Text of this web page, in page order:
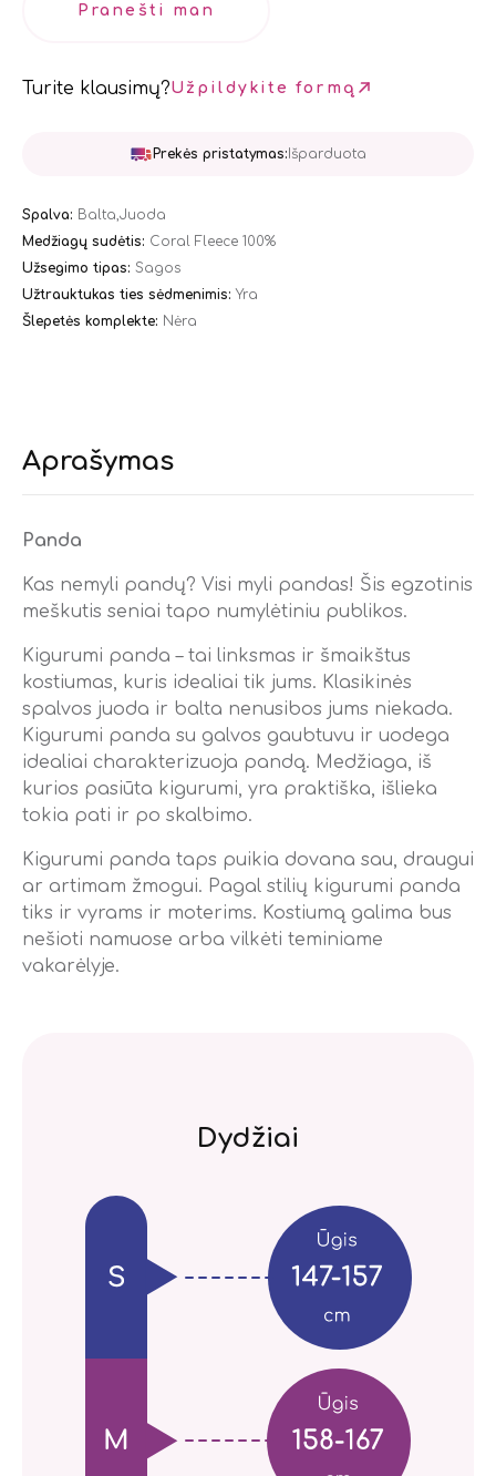
Pranešti man
Turite klausimų?Užpildykite formą
Prekės pristatymas: Išparduota
Spalva: Balta,Juoda
Medžiagų sudėtis: Coral Fleece 100%
Užsegimo tipas: Sagos
Užtrauktukas ties sėdmenimis:Yra
Šlepetės komplekte: Nėra
Aprašymas
Panda
Kas nemyli pandų? Visi myli pandas! Šis egzotinis
meškutis seniai tapo numylėtiniu publikos.
Kigurumi panda – tai linksmas ir šmaikštus
kostiumas, kuris idealiai tik jums. Klasikinės
spalvos juoda ir balta nenusibos jums niekada.
Kigurumi panda su galvos gaubtuvu ir uodega
idealiai charakterizuoja pandą. Medžiaga, iš
kurios pasiūta kigurumi, yra praktiška, išlieka
tokia pati ir po skalbimo.
Kigurumi panda taps puikia dovana sau, draugui
ar artimam žmogui. Pagal stilių kigurumi panda
tiks ir vyrams ir moterims. Kostiumą galima bus
nešioti namuose arba vilkėti teminiame
vakarėlyje.
Dydžiai